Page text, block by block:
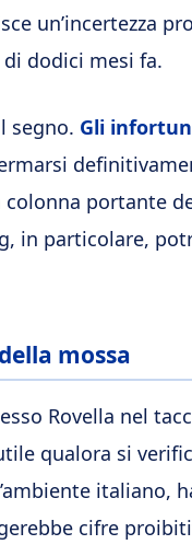
un’incertezza
dodici mesi fa.
segno. Gli
portante
in particolare,
mossa
Rovella nel
qualora si
italiano,
cifre